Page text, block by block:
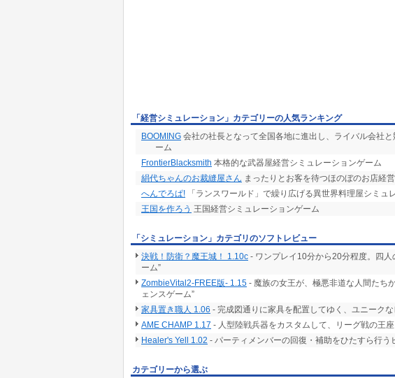
「経営シミュレーション」カテゴリーの人気ランキング
BOOMING 会社の社長となって全国各地に進出し、ライバル会社
ーム
FrontierBlacksmith 本格的な武器屋経営シミュレーションゲーム
絹代ちゃんのお裁縫屋さん まったりとお客を待つほのぼのお店経
へんでろぱ! 「ランスワールド」で繰り広げる異世界料理屋シミュ
王国を作ろう 王国経営シミュレーションゲーム
「シミュレーション」カテゴリのソフトレビュー
決戦！防衛？魔王城！ 1.10c - ワンプレイ10分から20分程度。四
ーム”
ZombieVital2-FREE版- 1.15 - 魔族の女王が、極悪非道な人間たち
ェンスゲーム”
家具置き職人 1.06 - 完成図通りに家具を配置してゆく、ユニーク
AME CHAMP 1.17 - 人型陸戦兵器をカスタムして、リーグ戦の王
Healer's Yell 1.02 - パーティメンバーの回復・補助をひたすら行う
カテゴリーから選ぶ